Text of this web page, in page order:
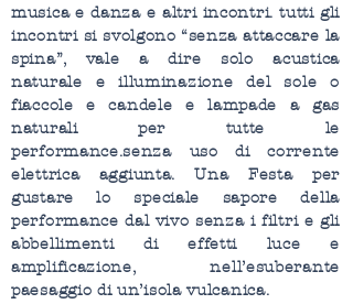
musica e danza e altri incontri. tutti gli
incontri si svolgono “senza attaccare la
spina”, vale a dire solo acustica
naturale e illuminazione del sole o
fiaccole e candele e lampade a gas
naturali per tutte le
performance.senza uso di corrente
elettrica aggiunta. Una Festa per
gustare lo speciale sapore della
performance dal vivo senza i filtri e gli
abbellimenti di effetti luce e
amplificazione, nell’esuberante
paesaggio di un’isola vulcanica.